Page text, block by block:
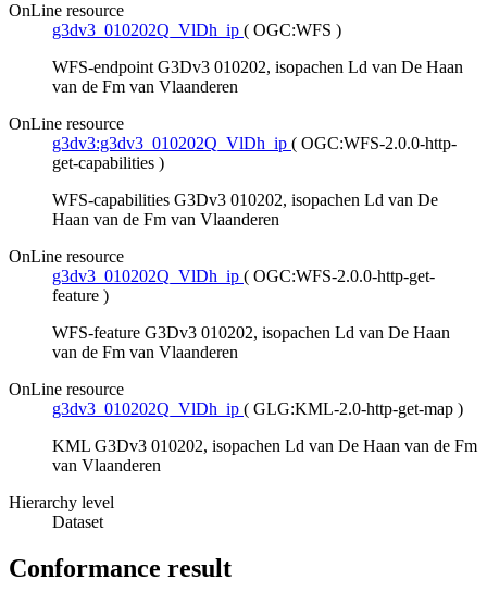
OnLine resource
g3dv3_010202Q_VlDh_ip ( OGC:WFS )
WFS-endpoint G3Dv3 010202, isopachen Ld van De Haan
van de Fm van Vlaanderen
OnLine resource
g3dv3:g3dv3_010202Q_VlDh_ip ( OGC:WFS-2.0.0-http-
get-capabilities )
WFS-capabilities G3Dv3 010202, isopachen Ld van De
Haan van de Fm van Vlaanderen
OnLine resource
g3dv3_010202Q_VlDh_ip ( OGC:WFS-2.0.0-http-get-
feature )
WFS-feature G3Dv3 010202, isopachen Ld van De Haan
van de Fm van Vlaanderen
OnLine resource
g3dv3_010202Q_VlDh_ip ( GLG:KML-2.0-http-get-map )
KML G3Dv3 010202, isopachen Ld van De Haan van de Fm
van Vlaanderen
Hierarchy level
Dataset
Conformance result